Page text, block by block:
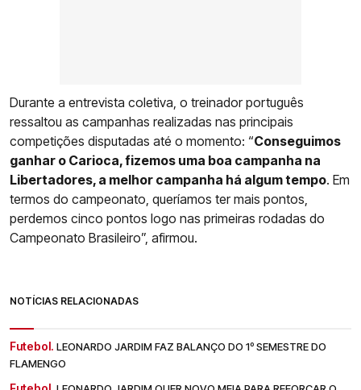
Durante a entrevista coletiva, o treinador português
ressaltou as campanhas realizadas nas principais
competições disputadas até o momento: “Conseguimos
ganhar o Carioca, fizemos uma boa campanha na
Libertadores, a melhor campanha há algum tempo. Em
termos do campeonato, queríamos ter mais pontos,
perdemos cinco pontos logo nas primeiras rodadas do
Campeonato Brasileiro”, afirmou.
NOTÍCIAS RELACIONADAS
Futebol. LEONARDO JARDIM FAZ BALANÇO DO 1º SEMESTRE DO
FLAMENGO